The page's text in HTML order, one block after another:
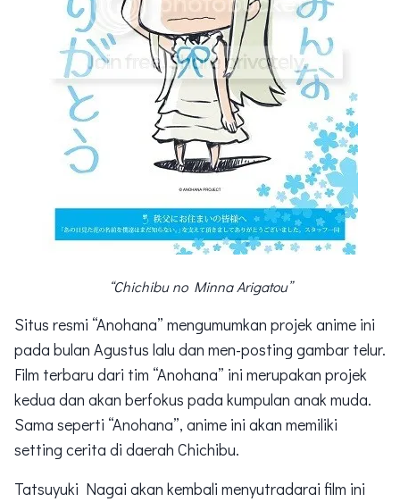
“Chichibu no Minna Arigatou”
Situs resmi “Anohana” mengumumkan projek anime ini
pada bulan Agustus lalu dan men-posting gambar telur.
Film terbaru dari tim “Anohana” ini merupakan projek
kedua dan akan berfokus pada kumpulan anak muda.
Sama seperti “Anohana”, anime ini akan memiliki
setting cerita di daerah Chichibu.
Tatsuyuki Nagai akan kembali menyutradarai film ini